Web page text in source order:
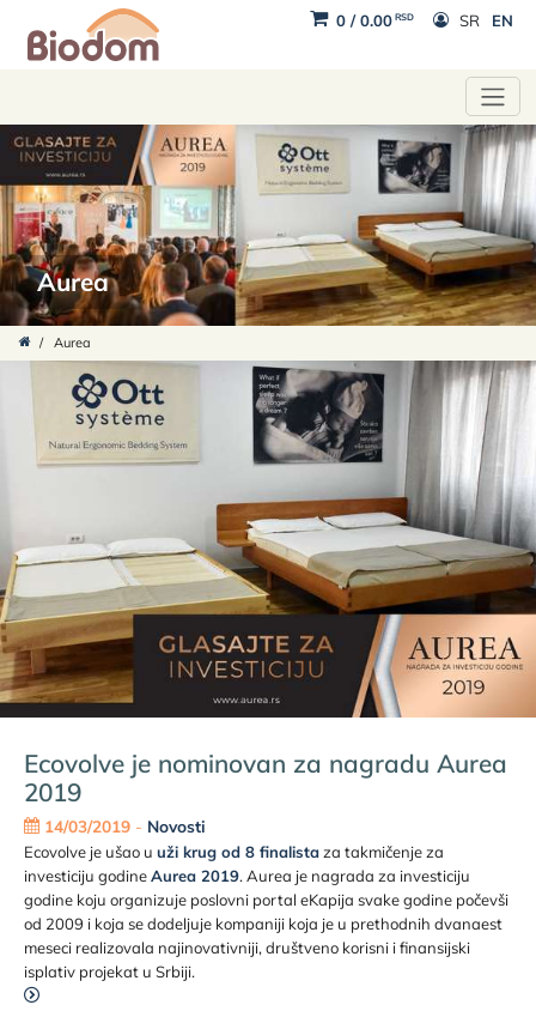
0/0.00 RSD SR EN
Aurea
/ Aurea
Ecovolve je nominovan za nagradu Aurea
2019
14/03/2019- Novosti
Ecovolve je ušao u uži krug od 8 finalistaza takmičenje za
investiciju godineAurea 2019. Aurea je nagrada za investiciju
godine koju organizuje poslovni portal eKapija svake godine počevši
od 2009 i koja se dodeljuje kompaniji koja je u prethodnih dvanaest
meseci realizovala najinovativniji, društveno korisni i finansijski
isplativ projekat u Srbiji.